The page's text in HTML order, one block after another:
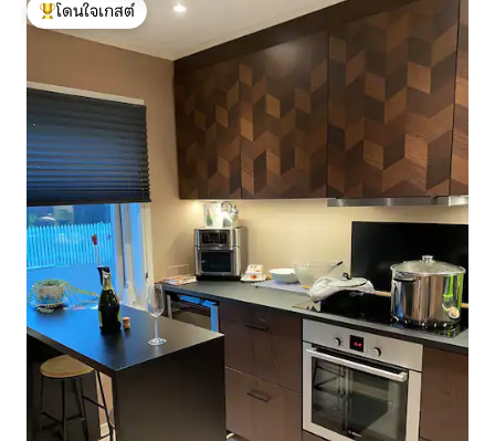
โดนใจเกสต์ที่สุด
โดนใจเกสต์